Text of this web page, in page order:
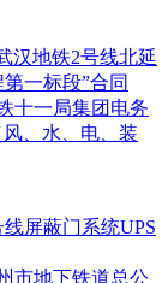
汉地铁2号线北延
一标段”合同
十一局集团电务
、水、电、装
屏蔽门系统UPS
市地下铁道总公